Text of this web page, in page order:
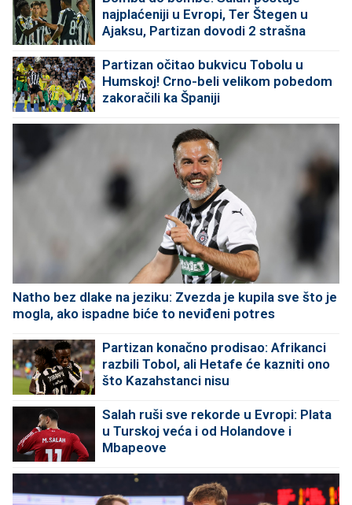
najplaćeniji u Evropi, Ter Štegen u
Ajaksu, Partizan dovodi 2 strašna
Partizan očitao bukvicu Tobolu u
Humskoj! Crno-beli velikom pobedom
zakoračili ka Španiji
Natho bez dlake na jeziku: Zvezda je kupila sve što je
mogla, ako ispadne biće to neviđeni potres
Partizan konačno prodisao: Afrikanci
razbili Tobol, ali Hetafe će kazniti ono
što Kazahstanci nisu
Salah ruši sve rekorde u Evropi: Plata
u Turskoj veća i od Holandove i
Mbapeove